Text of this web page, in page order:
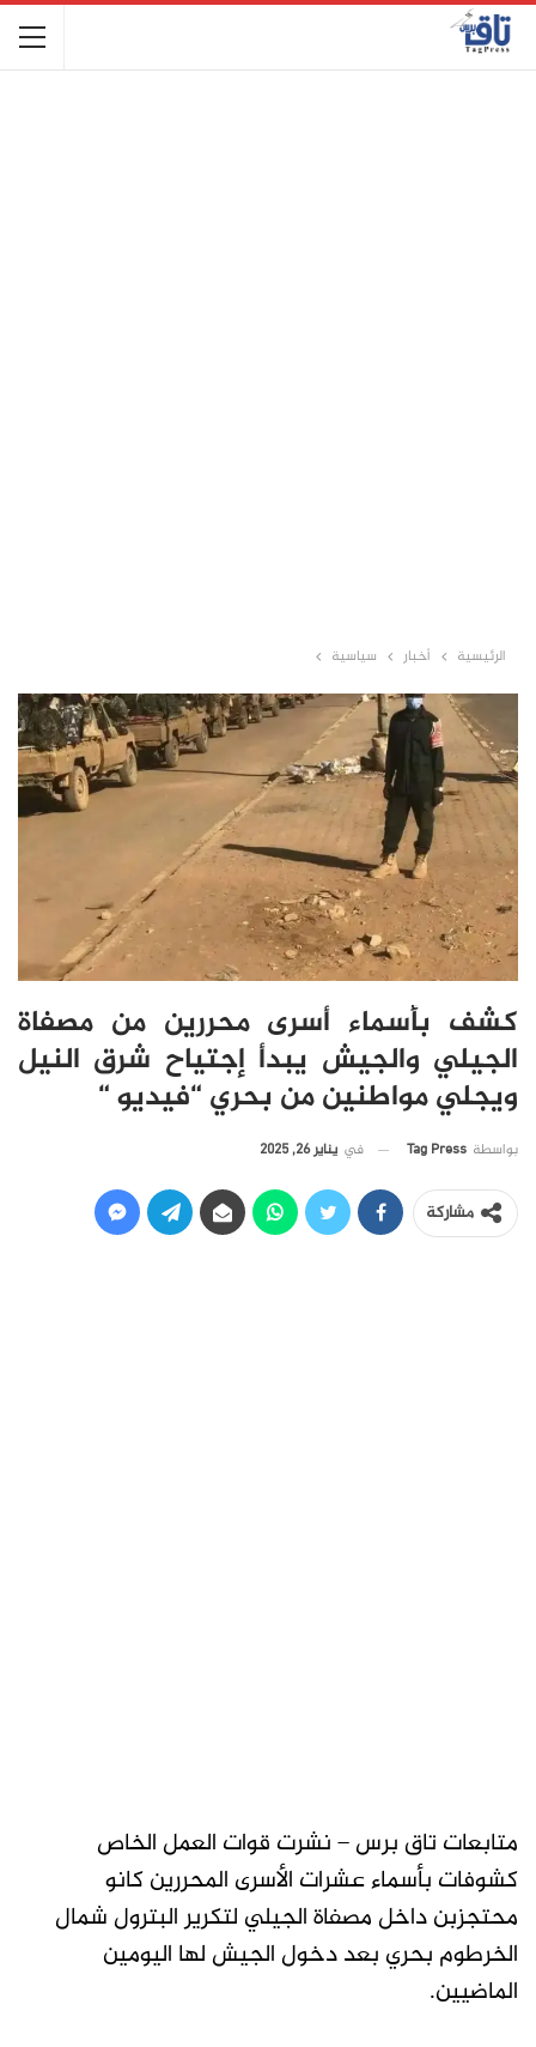
الرئيسية أخبار سياسية
كشف بأسماء أسرى محررين من مصفاة
الجيلي والجيش يبدأ إجتياح شرق النيل
ويجلي مواطنين من بحري “فيديو “
بواسطة Tag Press في يناير 26, 2025
مشاركة
متابعات تاق برس – نشرت قوات العمل الخاص
كشوفات بأسماء عشرات الأسرى المحررين كانو
محتجزبن داخل مصفاة الجيلي لتكرير البترول شمال
الخرطوم بحري بعد دخول الجيش لها اليومين
الماضيين.